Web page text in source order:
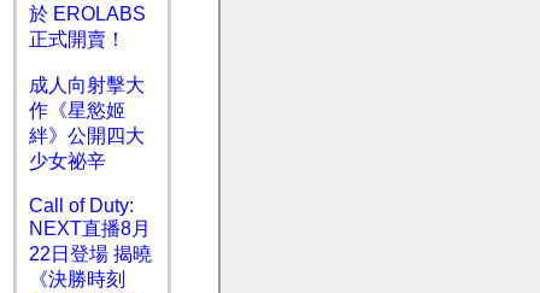
於 EROLABS
正式開賣！
成人向射擊大
作《星慾姬
絆》公開四大
少女祕辛
Call of Duty:
NEXT直播8月
22日登場 揭曉
《決勝時刻